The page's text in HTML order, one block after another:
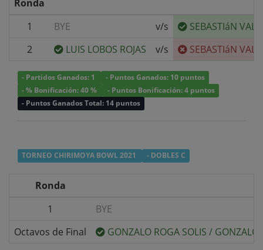
Ronda
1
BYE v/s
SEBASTIáN
2
LUIS LOBOS ROJAS v/s SEBASTIáN
- Partidos Ganados: 1
- Puntos Ganados: 10 puntos
- % Bonificación: 40 %
- Puntos Bonificación: 4 puntos
- Puntos Ganados Total: 14 puntos
TORNEO CHIRIMOYA BOWL 2021 - DOBLES C
Ronda
1
BYE
Octavos de Final
GONZALO ROGA SOLIS / GONZALO